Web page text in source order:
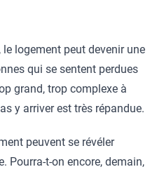
le logement peut devenir une
qui se sentent perdues
grand, trop complexe à
y arriver est très répandue.
peuvent se révéler
Pourra-t-on encore, demain,